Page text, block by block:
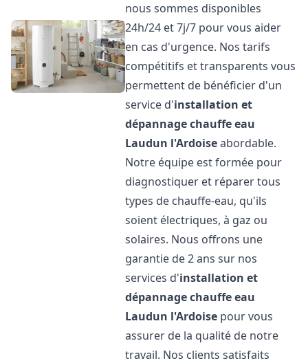
nous sommes disponibles
24h/24 et 7j/7 pour vous aider
en cas d'urgence. Nos tarifs
compétitifs et transparents vous
permettent de bénéficier d'un
service d'installation et
dépannage chauffe eau
Laudun l'Ardoiseabordable.
Notre équipe est formée pour
diagnostiquer et réparer tous
types de chauffe-eau, qu'ils
soient électriques, à gaz ou
solaires. Nous offrons une
garantie de 2 ans sur nos
services d'installation et
dépannage chauffe eau
Laudun l'Ardoise pour vous
assurer de la qualité de notre
travail. Nos clients satisfaits